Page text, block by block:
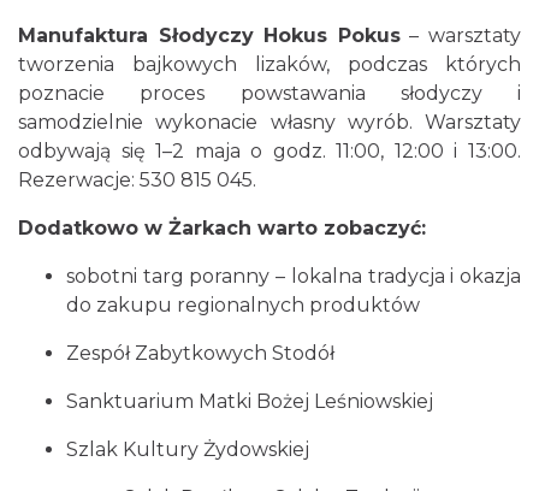
Manufaktura Słodyczy Hokus Pokus– warsztaty
tworzenia bajkowych lizaków, podczas których
poznacie proces powstawania słodyczy i
samodzielnie wykonacie własny wyrób. Warsztaty
odbywają się 1–2 maja o godz. 11:00, 12:00 i 13:00.
Rezerwacje: 530 815 045.
Dodatkowo w Żarkach warto zobaczyć:
sobotni targ poranny – lokalna tradycja i okazja
do zakupu regionalnych produktów
Zespół Zabytkowych Stodół
Sanktuarium Matki Bożej Leśniowskiej
Szlak Kultury Żydowskiej